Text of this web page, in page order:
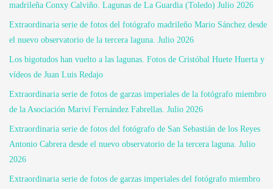
madrileña Conxy Calviño. Lagunas de La Guardia (Toledo) Julio 2026
Extraordinaria serie de fotos del fotógrafo madrileño Mario Sánchez desde
el nuevo observatorio de la tercera laguna. Julio 2026
Los bigotudos han vuelto a las lagunas. Fotos de Cristóbal Huete Huerta y
vídeos de Juan Luis Redajo
Extraordinaria serie de fotos de garzas imperiales de la fotógrafo miembro
de la Asociación Mariví Fernández Fabrellas. Julio 2026
Extraordinaria serie de fotos del fotógrafo de San Sebastián de los Reyes
Antonio Cabrera desde el nuevo observatorio de la tercera laguna. Julio
2026
Extraordinaria serie de fotos de garzas imperiales del fotógrafo miembro